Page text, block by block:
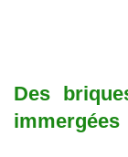
Des
immergées